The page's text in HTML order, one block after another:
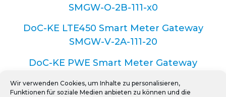
Wir verwenden Cookies, um Inhalte zu personalisieren,
Funktionen für soziale Medien anbieten zu können und die
SMGW-O-2B-111-x0
DoC-KE LTE450 Smart Meter Gateway
SMGW-V-2A-111-20
DoC-KE PWE Smart Meter Gateway